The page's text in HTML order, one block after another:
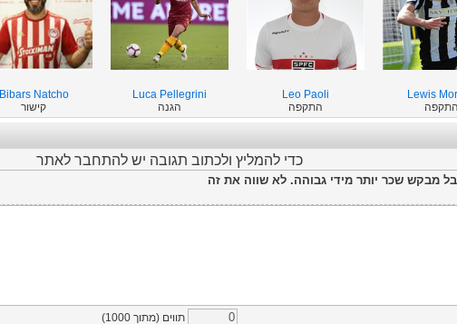
Lewis
התקפה
Leo Paoli
התקפה
Luca Pellegrini
הגנה
Bibars Natcho
קישור
כדי להמליץ ולכתוב תגובה יש להתחבר לאתר
מבקש שכר יותר מידי גבוהה. לא שווה את זה
תווים (מתוך 1000
)